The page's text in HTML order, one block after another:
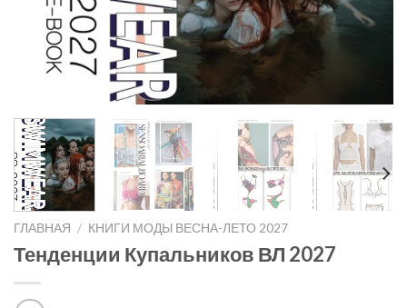
ГЛАВНАЯ / КНИГИ МОДЫ ВЕСНА-ЛЕТО 2027
Тенденции Купальников ВЛ 2027